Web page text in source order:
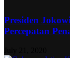
Presiden
Percepatan